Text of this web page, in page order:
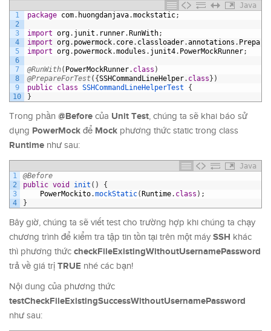
Java
1
2
3
4
5
6
7
8
9
10
package com. huongdanjava.mockstatic;
import org. junit . runner.RunWith;
import org. powermock. core. classloader.annotations .
import org. powermock.modules . junit4. PowerMockRunner;
@RunWith( PowerMockRunner. class )
@PrepareForTest( {SSHCommandLineHelper. class} )
public class SSHCommandLineHelperTest
{
}
Trong phần @Before của Unit Test, chúng ta sẽ khai báo sử
dụng PowerMock để Mock phương thức static trong class
Runtime như sau:
Java
1
2
3
4
@Before
public void init ( )
{
PowerMockito.mockStatic(Runtime. class ) ;
}
Bây giờ, chúng ta sẽ viết test cho trường hợp khi chúng ta chạy
chương trình để kiểm tra tập tin tồn tại trên một máy SSH khác
thì phương thức checkFileExistingWithoutUsernamePassword
trả về giá trị TRUE nhé các bạn!
Nội dung của phương thức
testCheckFileExistingSuccessWithoutUsernamePassword
như sau: